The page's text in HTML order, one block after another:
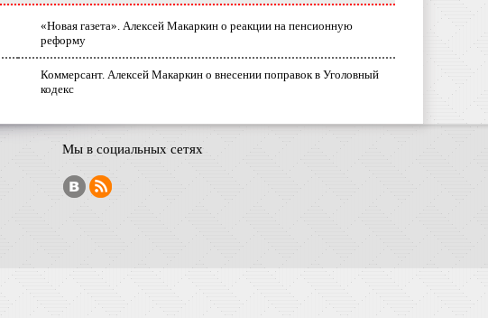
«Новая газета». Алексей Макаркин о реакции на пенсионную
реформу
Коммерсант. Алексей Макаркин о внесении поправок в Уголовный
кодекс
Мы в социальных сетях